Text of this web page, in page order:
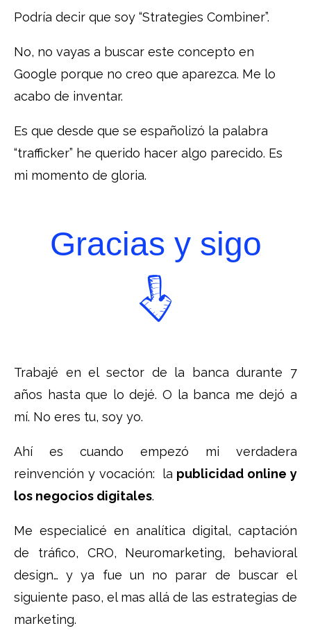
Podría decir que soy “Strategies Combiner”.
No, no vayas a buscar este concepto en
Google porque no creo que aparezca. Me lo
acabo de inventar.
Es que desde que se españolizó la palabra
“trafficker” he querido hacer algo parecido. Es
mi momento de gloria.
Gracias y sigo
Trabajé en el sector de la banca durante 7
años hasta que lo dejé. O la banca me dejó a
mí. No eres tu, soy yo.
Ahí es cuando empezó mi verdadera
reinvención y vocación: la publicidad online y
los negocios digitales.
Me especialicé en analítica digital, captación
de tráfico, CRO, Neuromarketing, behavioral
design… y ya fue un no parar de buscar el
siguiente paso, el mas allá de las estrategias de
marketing.